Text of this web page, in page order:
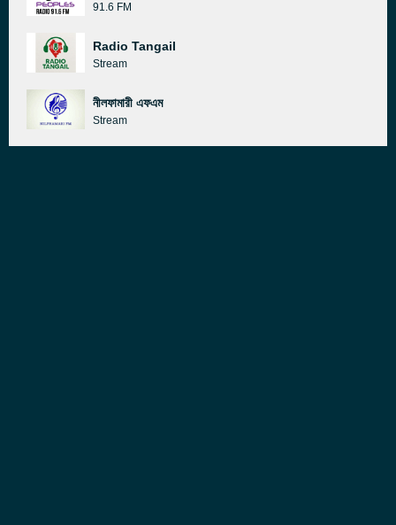
91.6 FM
Radio Tangail
Stream
নীলফামারী এফএম
Stream